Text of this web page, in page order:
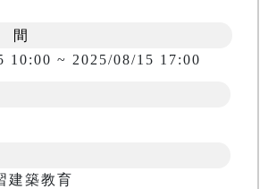
間
10:00 ~ 2025/08/15 17:00
建築教育